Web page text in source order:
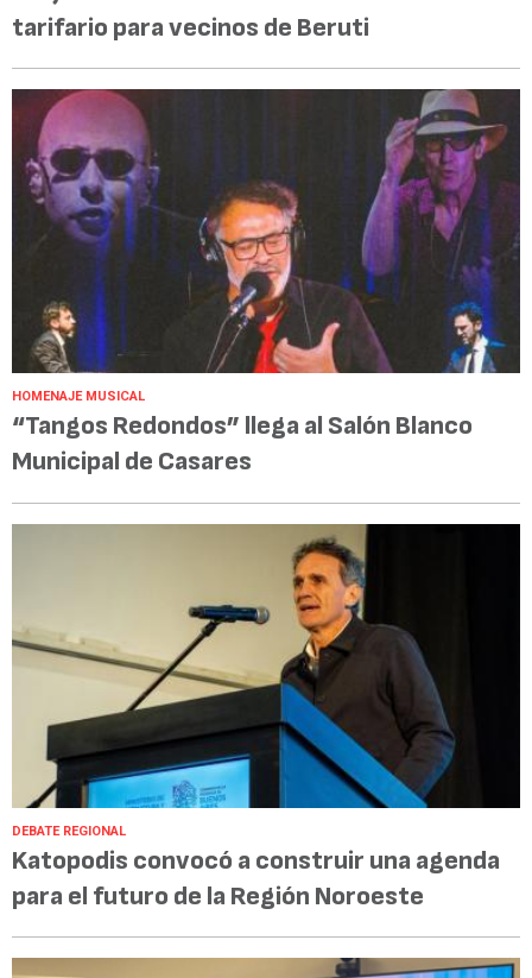
tarifario para vecinos de Beruti
HOMENAJE MUSICAL
“Tangos Redondos” llega al Salón Blanco
Municipal de Casares
DEBATE REGIONAL
Katopodis convocó a construir una agenda
para el futuro de la Región Noroeste